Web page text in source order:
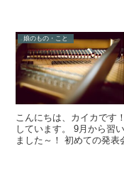
娘のもの・こと
こんにちは、カイカです
しています。 9月から習
ました～！ 初めての発